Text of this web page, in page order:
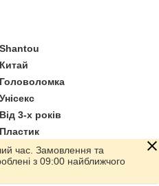
Shantou
Китай
Головоломка
Унісекс
Від 3-х років
Пластик
Блакитний
25 шт.
час. Замовлення та
з 09:00 найближчого